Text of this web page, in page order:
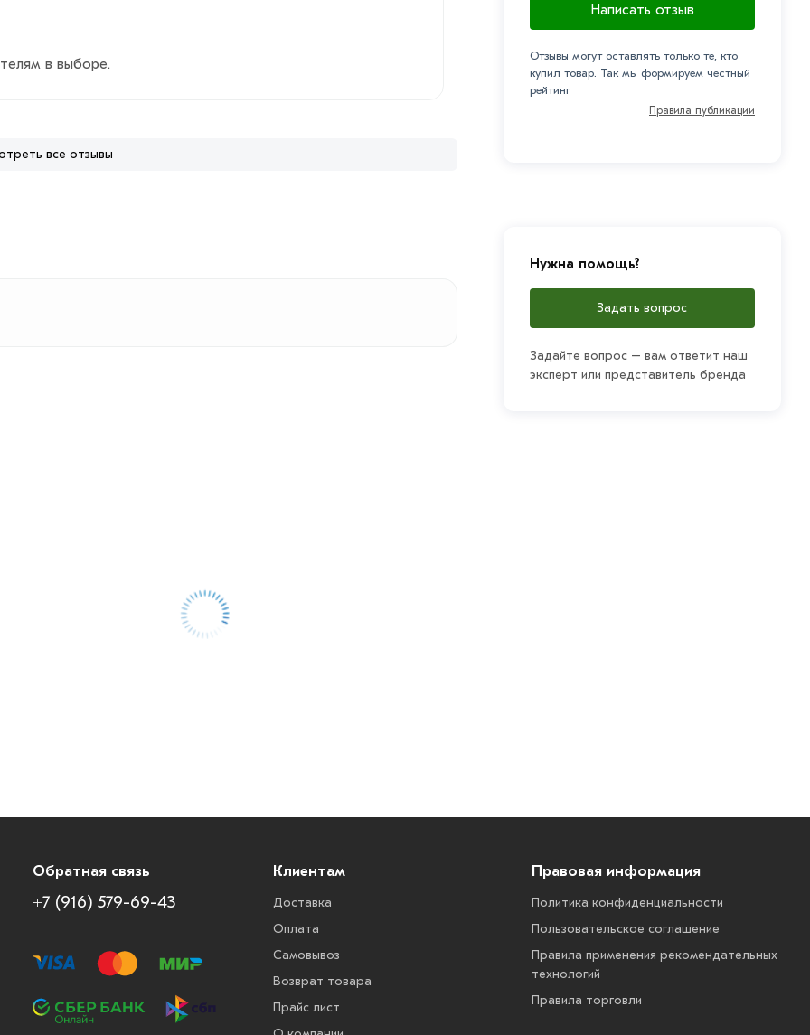
в выборе.
все отзывы
Написать отзыв
Отзывы могут оставлять только те, кто
купил товар. Так мы формируем честный
рейтинг
Правила публикации
Нужна помощь?
Задать вопрос
Задайте вопрос – вам ответит наш
эксперт или представитель бренда
Обратная связь
+7 (916) 579-69-43
Клиентам
Доставка
Оплата
Самовывоз
Возврат товара
Прайс лист
Правовая информация
Политика конфиденциальности
Пользовательское соглашение
Правила применения рекомендательных
технологий
Правила торговли